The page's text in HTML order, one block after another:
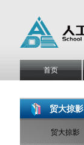
首页
贸大掠影
贸大掠影